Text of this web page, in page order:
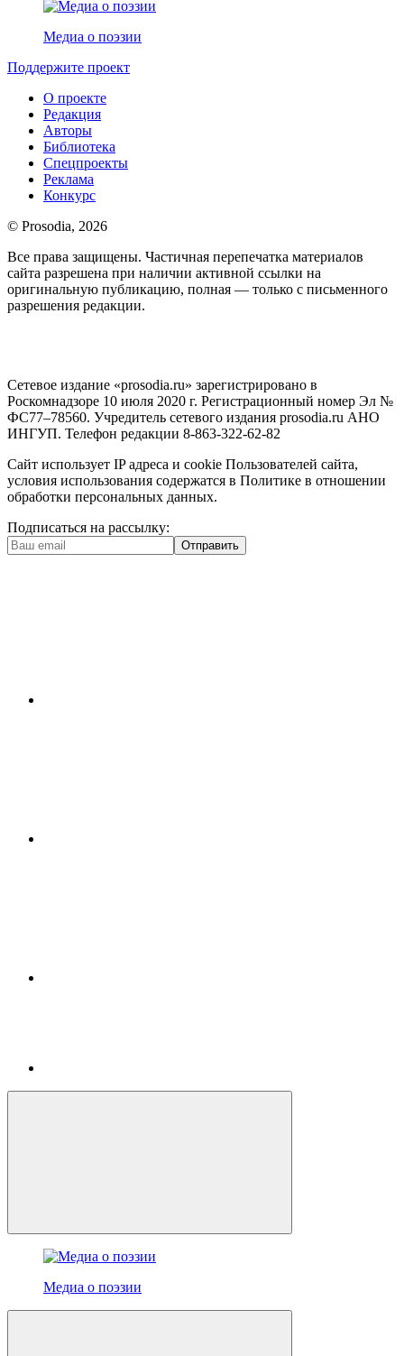
Медиа о поэзии
Поддержите проект
О проекте
Редакция
Авторы
Библиотека
Спецпроекты
Реклама
Конкурс
© Prosodia, 2026
Все права защищены. Частичная перепечатка материалов
сайта разрешена при наличии активной ссылки на
оригинальную публикацию, полная — только с письменного
разрешения редакции.
Сетевое издание «prosodia.ru» зарегистрировано в
Роскомнадзоре 10 июля 2020 г. Регистрационный номер Эл №
ФС77–78560. Учредитель сетевого издания prosodia.ru АНО
ИНГУП. Телефон редакции 8-863-322-62-82
Сайт использует IP адреса и cookie Пользователей сайта,
условия использования содержатся в Политике в отношении
обработки персональных данных.
Подписаться на рассылку:
Отправить
Медиа о поэзии